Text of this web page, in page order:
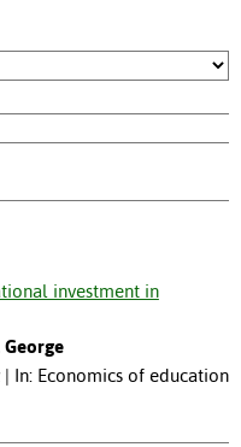
investment in
George
In: Economics of education